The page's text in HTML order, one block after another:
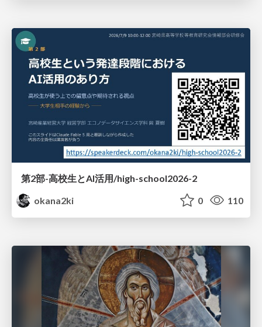
第2部-高校生とAI活用/high-school2026-2
okana2ki
0 110